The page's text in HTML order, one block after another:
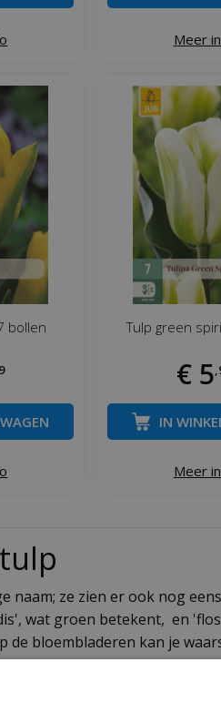
Meer
bollen Tulp green
€ 5
Meer
IN
ze zien er ook nog
wat groen betekent, en
de bloembladeren kan je
de heldere kleuren van